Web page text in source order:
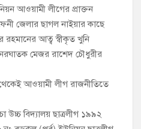
টাকার বাজেট ঘোষণা
ও ৫০ গ্রাম গাঁজাসহ ৩ মাদক
আওয়ামী লীগের প্রাক্তন
জেলার ছাগল নাইয়ার কাছে
রহমানের আত্ব স্বীকৃত খুনি
মেজর রাশেদ চৌধুরীর
আওয়ামী লীগ রাজনীতিতে
উচ্চ বিদ্যালয় ছাত্রলীগ ১৯৯২